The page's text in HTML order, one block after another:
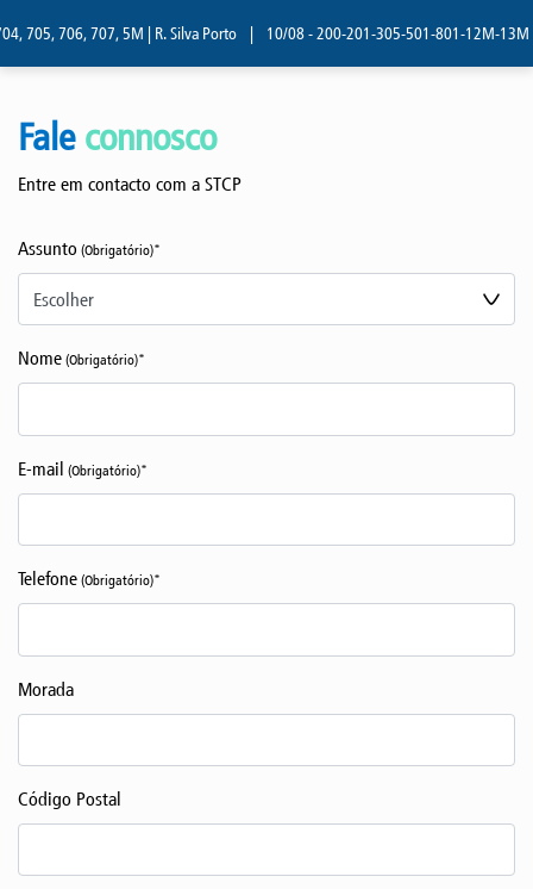
705, 706, 707, 5M | R. Silva Porto 10/08 - 200-201-305-501-801-12M-13M |
Fale connosco
Entre em contacto com a STCP
Assunto (Obrigatório)*
Nome (Obrigatório)*
E-mail (Obrigatório)*
Telefone (Obrigatório)*
Morada
Código Postal